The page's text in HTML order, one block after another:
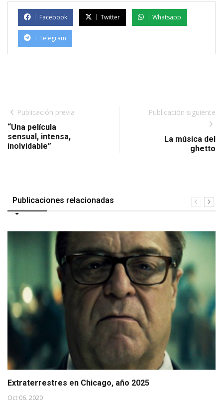
Facebook Twitter Whatsapp
Telegram
Publicación previa
“Una película
sensual, intensa,
inolvidable”
Publicación siguiente
La música del
ghetto
Publicaciones relacionadas
Extraterrestres en Chicago, año 2025
Oct 06, 2020